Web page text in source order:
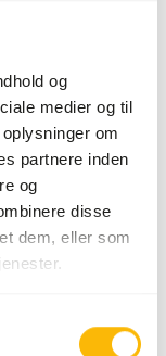
og
medier og til
om
partnere inden
og
disse
dem, eller som
Tamarin &
Marmoset
DK019